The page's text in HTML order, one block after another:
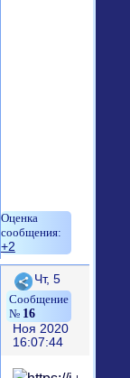
+2
Поделиться
16
Чт, 5
Ноя 2020
16:07:44